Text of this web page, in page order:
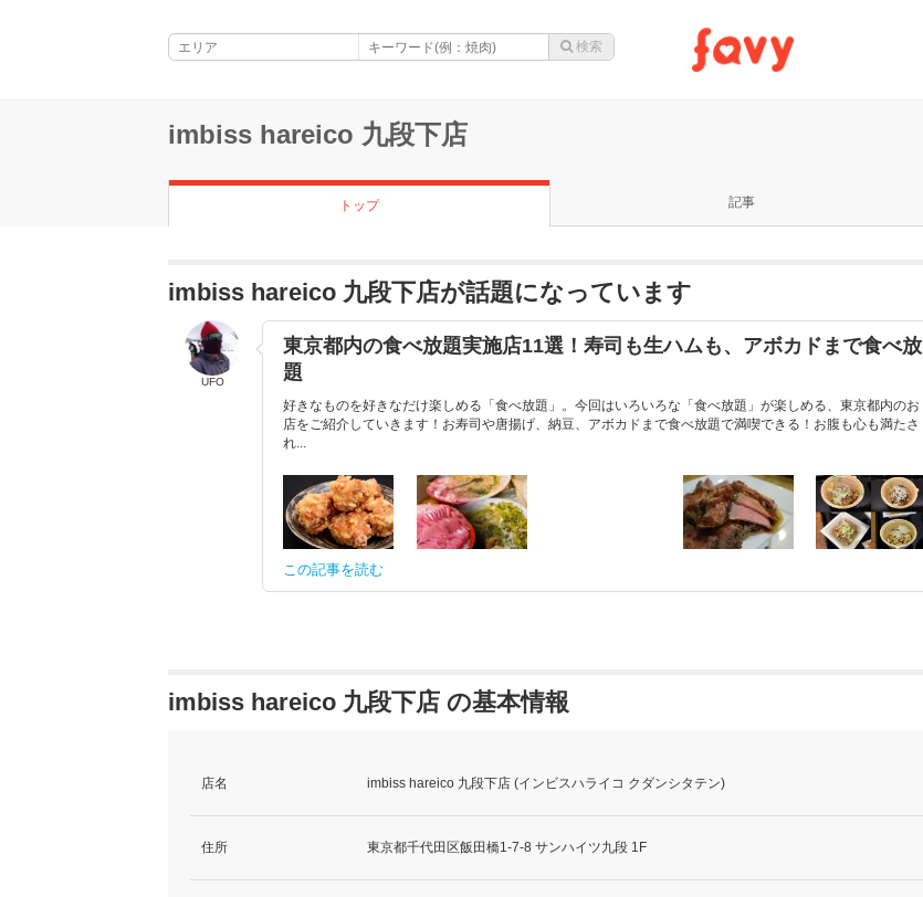
imbiss hareico 九段下店
トップ 記事
imbiss hareico 九段下店が話題になっています
UFO
東京都内の食べ放題実施店11選！寿司も生ハムも、アボカドまで食べ放
題
好きなものを好きなだけ楽しめる「食べ放題」。今回はいろいろな「食べ放題」が楽しめる、東京都内のお
店をご紹介していきます！お寿司や唐揚げ、納豆、アボカドまで食べ放題で満喫できる！お腹も心も満たさ
れ...
この記事を読む
imbiss hareico 九段下店 の基本情報
店名 imbiss hareico 九段下店 (インビスハライコ クダンシタテン)
住所 東京都千代田区飯田橋1-7-8 サンハイツ九段 1F